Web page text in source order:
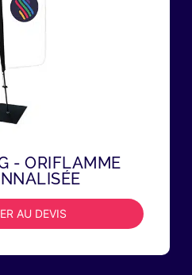
- ORIFLAMME
AU DEVIS